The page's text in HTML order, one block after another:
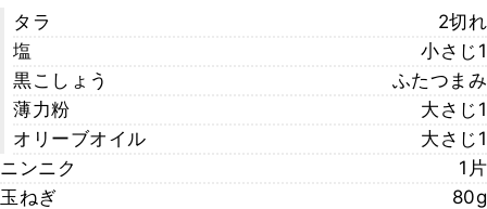
タラ
2切れ
塩
小さじ1
黒こしょう
ふたつまみ
薄力粉
大さじ1
オリーブオイル
大さじ1
ニンニク
1片
玉ねぎ
80g